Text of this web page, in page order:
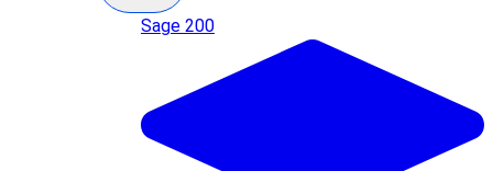
Sage 200